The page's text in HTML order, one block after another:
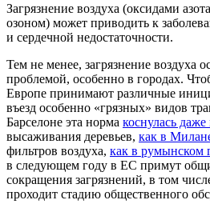
Загрязнение воздуха (оксидами
озоном) может приводить к
и сердечной недостаточности.
Тем не менее, загрязнение воздуха
проблемой, особенно в городах.
Европе принимают различные
въезд особенно «грязных» видов
Барселоне эта норма коснулась
высаживания деревьев, как в
фильтров воздуха, как в румынском
в следующем году в ЕС примут
сокращения загрязнений, в том
проходит стадию общественного